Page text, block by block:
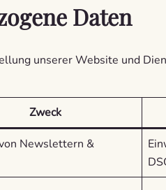
Daten
unserer Website und
Zweck
Newslettern &